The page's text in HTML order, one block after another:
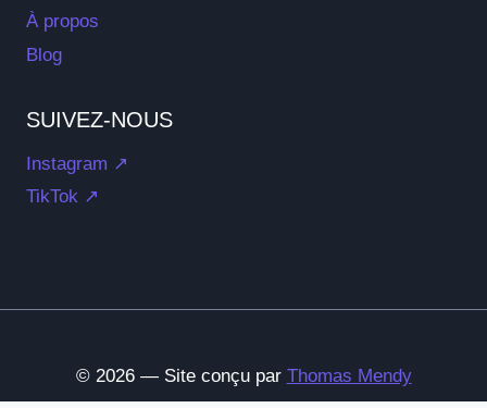
À propos
Blog
SUIVEZ-NOUS
Instagram ↗
TikTok ↗
© 2026 — Site conçu par Thomas Mendy